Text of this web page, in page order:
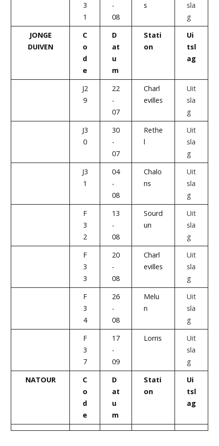
3
1
-
08
s
sla
g
JONGE
DUIVEN
C
o
d
e
D
at
u
m
Stati
on
Ui
tsl
ag
J2
9
22
-
07
Charl
evilles
Uit
sla
g
J3
0
30
-
07
Rethe
l
Uit
sla
g
J3
1
04
-
08
Chalo
ns
Uit
sla
g
F
3
2
13
-
08
Sourd
un
Uit
sla
g
F
3
3
20
-
08
Charl
evilles
Uit
sla
g
F
3
4
26
-
08
Melu
n
Uit
sla
g
F
3
7
17
-
09
Lorris
Uit
sla
g
NATOUR
C
o
d
e
D
at
u
m
Stati
on
Ui
tsl
ag